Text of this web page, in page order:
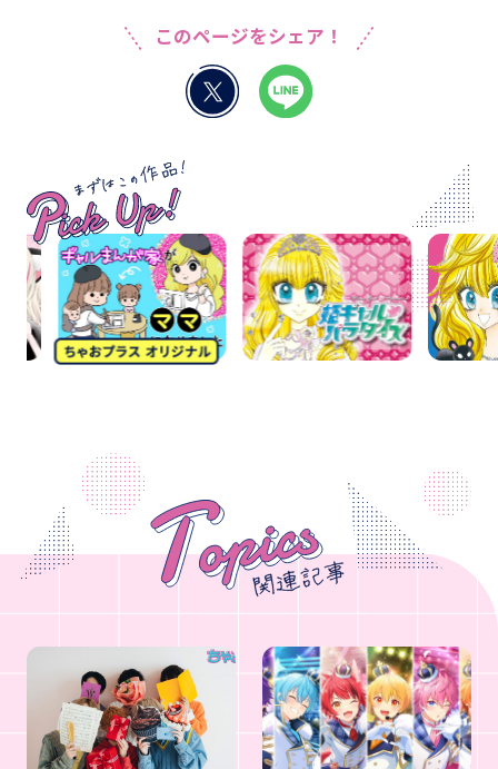
このページをシェア！